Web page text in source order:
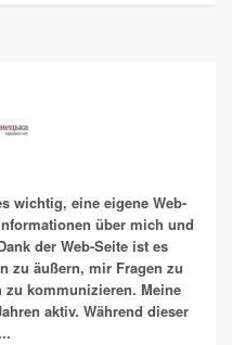
wichtig, eine eigene Web-
über mich und
der Web-Seite ist es
zu äußern, mir Fragen zu
kommunizieren. Meine
aktiv. Während dieser